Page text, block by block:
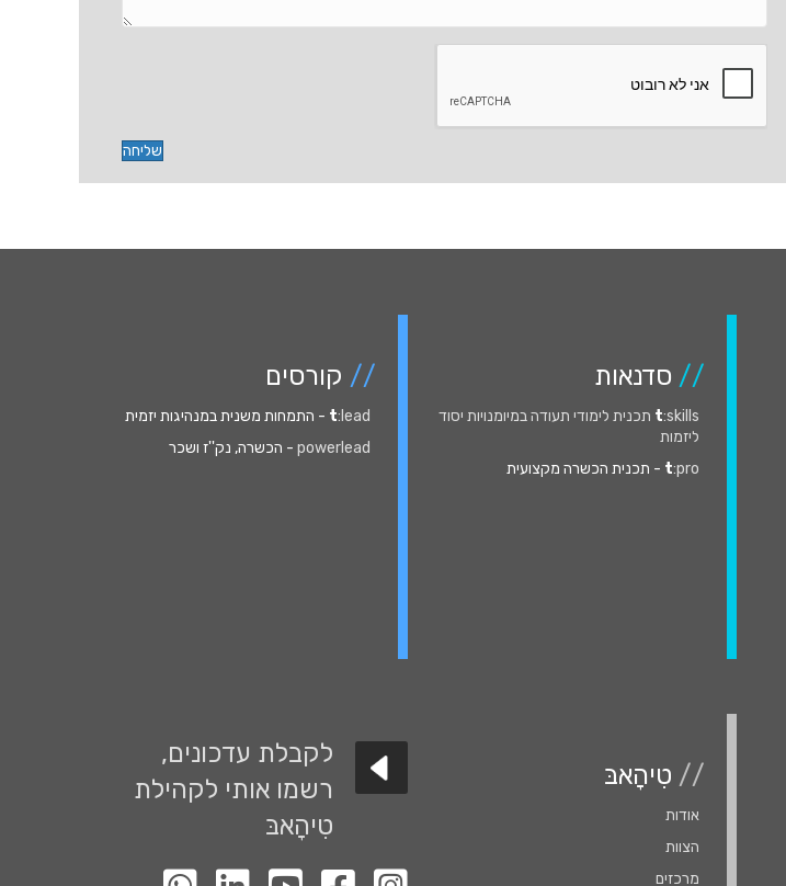
שליחה
// סדנאות
t :skills תכנית לימודי תעודה במיומנויות יסוד
ליזמות
t:pro - תכנית הכשרה מקצועית
// קורסים
t:lead
- התמחות משנית במנהיגות יזמית
powerlead - הכשרה, נק''ז ושכר
// טִיהָאבּ
אודות
הצוות
מרכזים
לקבלת עדכונים,
רשמו אותי לקהילת
טִיהָאבּ
לעמוד האינסטגרם שלנו
לעמוד הפייסבוק שלנו
לעמוד יוטיוב שלנולעמוד הלינקדין שלנו
קבוצת ווטסאפ השקטה